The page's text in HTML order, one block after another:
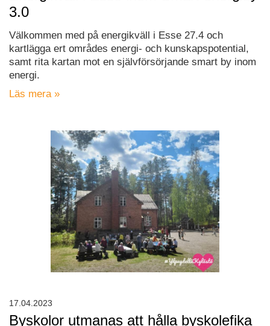
3.0
Välkommen med på energikväll i Esse 27.4 och
kartlägga ert områdes energi- och kunskapspotential,
samt rita kartan mot en självförsörjande smart by inom
energi.
Läs mera »
Byskolor utmanas att hålla byskolefika
17.04.2023